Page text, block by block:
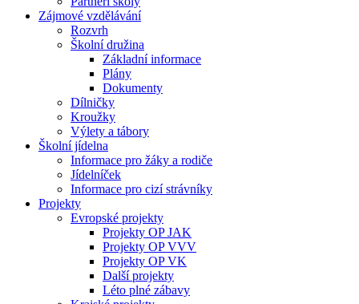
Zájmové vzdělávání
Rozvrh
Školní družina
Základní informace
Plány
Dokumenty
Dílničky
Kroužky
Výlety a tábory
Školní jídelna
Informace pro žáky a rodiče
Jídelníček
Informace pro cizí strávníky
Projekty
Evropské projekty
Projekty OP JAK
Projekty OP VVV
Projekty OP VK
Další projekty
Léto plné zábavy